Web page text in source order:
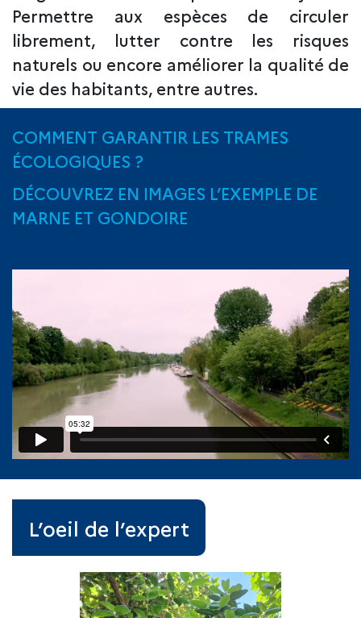
Permettre aux espèces de circuler
librement, lutter contre les risques
naturels ou encore améliorer la qualité de
vie des habitants, entre autres.
COMMENT GARANTIR LES TRAMES
ÉCOLOGIQUES ?
DÉCOUVREZ EN IMAGES L’EXEMPLE DE
MARNE ET GONDOIRE
L’oeil de l’expert